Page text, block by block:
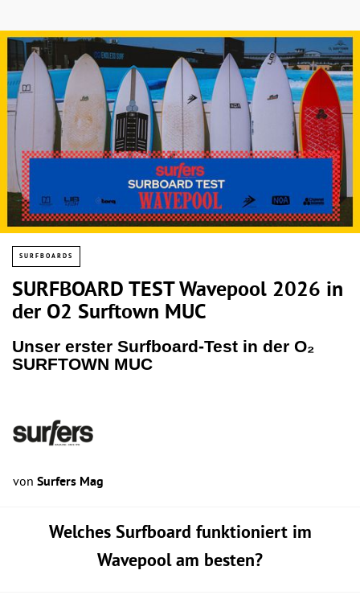
SURFBOARDS
SURFBOARD TEST Wavepool 2026 in
der O2 Surftown MUC
Unser erster Surfboard-Test in der O₂
SURFTOWN MUC
von Surfers Mag
Welches Surfboard funktioniert im
Wavepool am besten?